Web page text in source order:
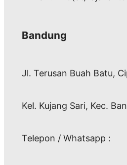
Bandung
Jl. Terusan Buah Batu,
Kel. Kujang Sari, Kec.
Telepon / Whatsapp :